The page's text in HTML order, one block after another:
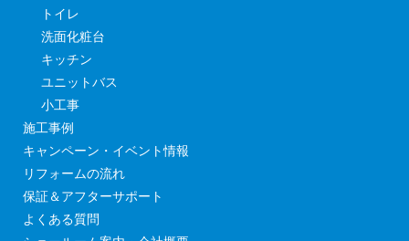
トイレ
洗面化粧台
キッチン
ユニットバス
小工事
施工事例
キャンペーン・イベント情報
リフォームの流れ
保証＆アフターサポート
よくある質問